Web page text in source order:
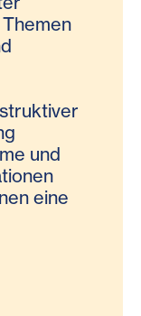
Themen
und
eine